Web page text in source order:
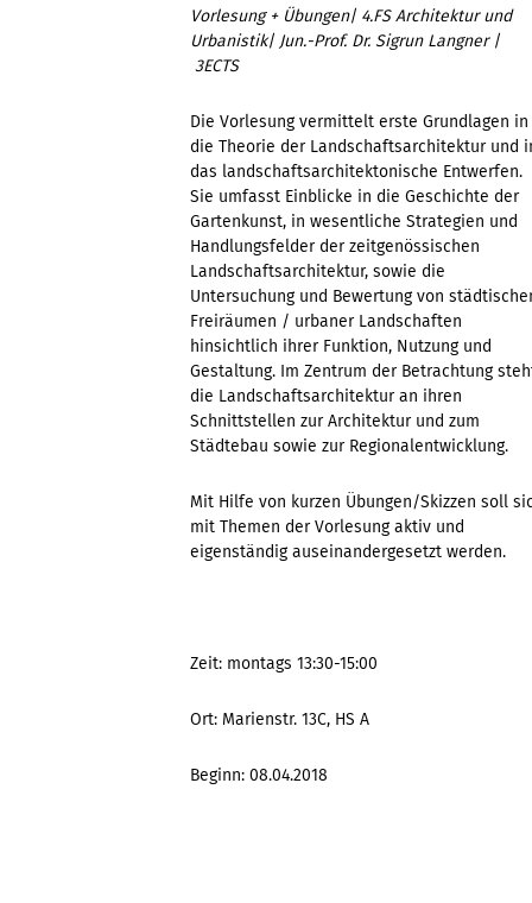
Vorlesung + Übungen| 4.FS Architektur und
Urbanistik| Jun.-Prof. Dr. Sigrun Langner |
3ECTS
Die Vorlesung vermittelt erste Grundlagen in
die Theorie der Landschaftsarchitektur und
das landschaftsarchitektonische Entwerfen.
Sie umfasst Einblicke in die Geschichte der
Gartenkunst, in wesentliche Strategien und
Handlungsfelder der zeitgenössischen
Landschaftsarchitektur, sowie die
Untersuchung und Bewertung von
Freiräumen / urbaner Landschaften
hinsichtlich ihrer Funktion, Nutzung und
Gestaltung. Im Zentrum der Betrachtung
die Landschaftsarchitektur an ihren
Schnittstellen zur Architektur und zum
Städtebau sowie zur Regionalentwicklung.
Mit Hilfe von kurzen Übungen/Skizzen soll
mit Themen der Vorlesung aktiv und
eigenständig auseinandergesetzt werden.
Zeit: montags 13:30-15:00
Ort: Marienstr. 13C, HS A
Beginn: 08.04.2018